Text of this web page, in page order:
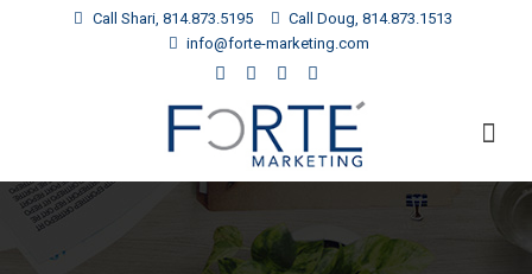
Call Shari, 814.873.5195
Call Doug, 814.873.1513
info@forte-marketing.com